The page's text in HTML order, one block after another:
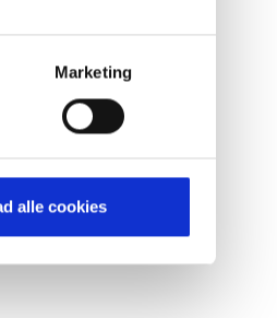
besøg på vores
markedsføring, så vi
ikke fungerer
brug af cookies
Marketing
alle cookies
Privatlivspolitik